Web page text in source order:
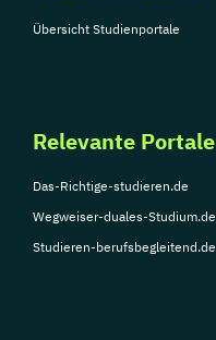
Übersicht Studienportale
Relevante Portale
Das-Richtige-studieren.de
Wegweiser-duales-Studium.de
Studieren-berufsbegleitend.de